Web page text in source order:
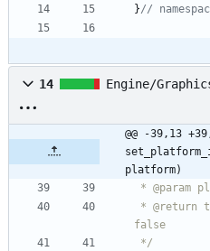
}
14 Engine/
@@ -39,13
platform)
*/